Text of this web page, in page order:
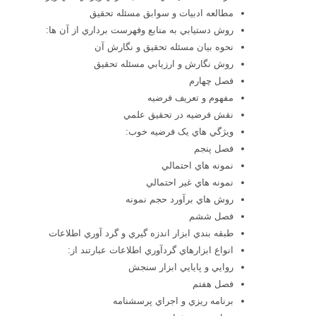
مطالعه ادبيات و سوابق مسئله تحقيق
روش دستيابي به منابع وفهرست برداري از آن ها:
نحوه بيان مسئله تحقيق و نگارش آن
روش نگارش و ارزيابي مسئله تحقيق
فصل چهارم
مفهوم و تعريف فرضيه
نقش فرضيه در تحقيق علمي
ويژگي هاي يک فرضيه خوب:
فصل پنجم
نمونه هاي احتمالي
نمونه هاي غير احتمالي
روش هاي برآورد حجم نمونه
فصل ششم
طبقه بندي ابزار اندزه گيري و گرد آوري اطلاعات
انواع ابزارهاي گردآوري اطلاعات عبارتند از:
روايي و پايايي ابزار سنجش
فصل هفتم
برنامه ريزي و اجراي پرسشنامه